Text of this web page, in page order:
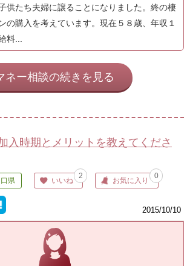
供たち夫婦に譲ることになりました。終の棲
の購入を考えています。現在５８歳、年収１
料...
ネー相談の続きを見る
入時期とメリットを教えてくださ
県 いいね
2
お気に入り
0
2015/10/10